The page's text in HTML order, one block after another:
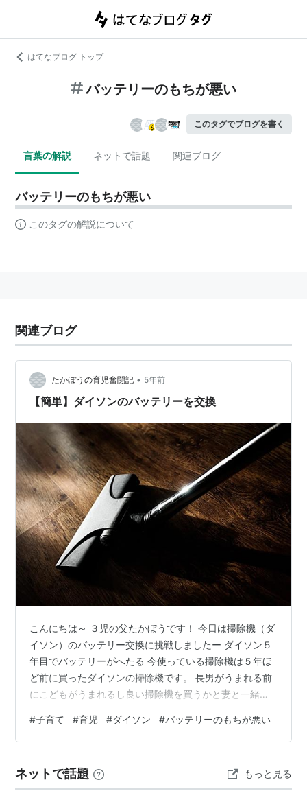
はてなブログ トップ
バッテリーのもちが悪い
このタグでブログを書く
言葉の解説 ネットで話題 関連ブログ
バッテリーのもちが悪い
このタグの解説について
関連ブログ
たかぼうの育児奮闘記 • 5年前
【簡単】ダイソンのバッテリーを交換
こんにちは～ ３児の父たかぼうです！ 今日は掃除機（ダ
イソン）のバッテリー交換に挑戦しましたー ダイソン５
年目でバッテリーがへたる 今使っている掃除機は５年ほ
ど前に買ったダイソンの掃除機です。 長男がうまれる前
にこどもがうまれるし良い掃除機を買うかと妻と一緒に
ーだ言いながら仲良く選んだ記憶があります あの頃は若
かったですね、妻とずっとくっついていた気がします 笑
泣 話を戻します で、さすがに５年たつと掃除機にも変化
がありました。 充電を目一杯しても５分ぐらいでプツン
#子育て #育児 #ダイソン #バッテリーのもちが悪い
ネットで話題 もっと見る